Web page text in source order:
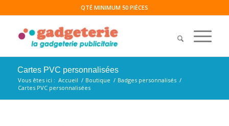
QTÉ MINIMUM 50 PIÈCES
Cartes PVC personnalisées
Vous êtes ici : Accueil / Boutique / Badges personnalisés /
Cartes PVC personnalisées